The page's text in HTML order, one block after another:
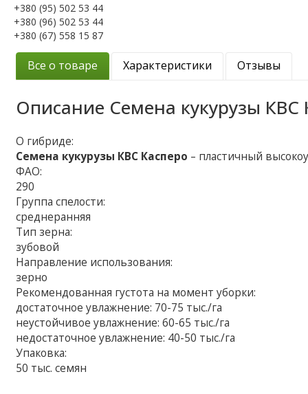
+380 (95) 502 53 44
+380 (96) 502 53 44
+380 (67) 558 15 87
Все о товаре Характеристики Отзывы
Описание Семена кукурузы КВС
О гибриде:
Семена кукурузы КВС Касперо – пластичный
ФАО:
290
Группа спелости:
среднеранняя
Тип зерна:
зубовой
Направление использования:
зерно
Рекомендованная густота на момент уборки:
достаточное увлажнение: 70-75 тыс./га
неустойчивое увлажнение: 60-65 тыс./га
недостаточное увлажнение: 40-50 тыс./га
Упаковка:
50 тыс. семян